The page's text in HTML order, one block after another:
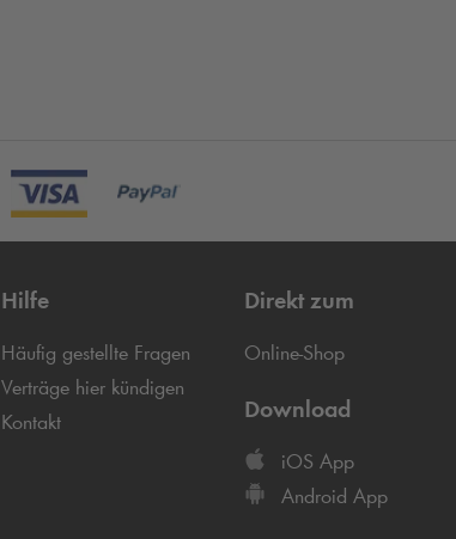
Hilfe
Häufig gestellte Fragen
Verträge hier kündigen
Kontakt
Direkt zum
Online-Shop
Download
iOS App
Android App